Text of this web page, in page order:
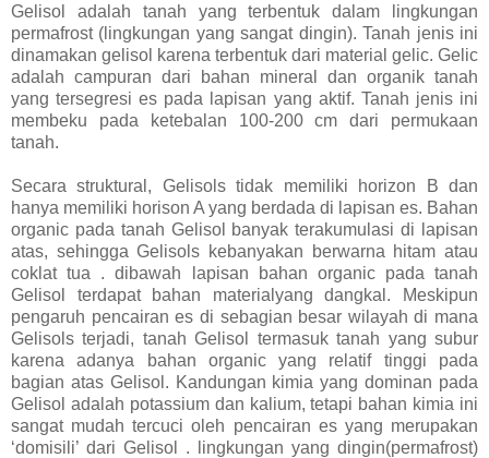
Gelisol adalah tanah yang terbentuk dalam lingkungan
permafrost (lingkungan yang sangat dingin). Tanah jenis ini
dinamakan gelisol karena terbentuk dari material gelic. Gelic
adalah campuran dari bahan mineral dan organik tanah
yang tersegresi es pada lapisan yang aktif. Tanah jenis ini
membeku pada ketebalan 100-200 cm dari permukaan
tanah.
Secara struktural, Gelisols tidak memiliki horizon B dan
hanya memiliki horison A yang berdada di lapisan es. Bahan
organic pada tanah Gelisol banyak terakumulasi di lapisan
atas, sehingga Gelisols kebanyakan berwarna hitam atau
coklat tua . dibawah lapisan bahan organic pada tanah
Gelisol terdapat bahan materialyang dangkal. Meskipun
pengaruh pencairan es di sebagian besar wilayah di mana
Gelisols terjadi, tanah Gelisol termasuk tanah yang subur
karena adanya bahan organic yang relatif tinggi pada
bagian atas Gelisol. Kandungan kimia yang dominan pada
Gelisol adalah potassium dan kalium, tetapi bahan kimia ini
sangat mudah tercuci oleh pencairan es yang merupakan
‘domisili’ dari Gelisol . lingkungan yang dingin(permafrost)